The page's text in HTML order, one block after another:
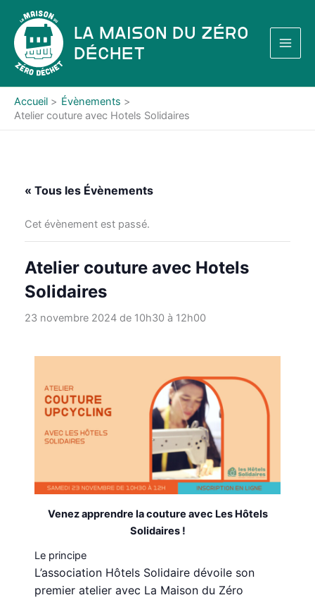
contenu
La Maison du Zéro
Déchet
Accueil
Évènements
Atelier couture avec Hotels Solidaires
« Tous les Évènements
Cet évènement est passé.
Atelier couture avec Hotels
Solidaires
23 novembre 2024 de 10h30à 12h00
Venez apprendre la couture avec Les Hôtels
Solidaires !
Le principe
L’association Hôtels Solidaire dévoile son
premier atelier avec La Maison du Zéro